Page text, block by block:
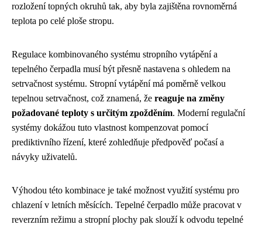
rozložení topných okruhů tak, aby byla zajištěna rovnoměrná
teplota po celé ploše stropu.
Regulace kombinovaného systému stropního vytápění a
tepelného čerpadla musí být přesně nastavena s ohledem na
setrvačnost systému. Stropní vytápění má poměrně velkou
tepelnou setrvačnost, což znamená, že reaguje na změny
požadované teploty s určitým zpožděním. Moderní regulační
systémy dokážou tuto vlastnost kompenzovat pomocí
prediktivního řízení, které zohledňuje předpověď počasí a
návyky uživatelů.
Výhodou této kombinace je také možnost využití systému pro
chlazení v letních měsících. Tepelné čerpadlo může pracovat v
reverzním režimu a stropní plochy pak slouží k odvodu tepelné